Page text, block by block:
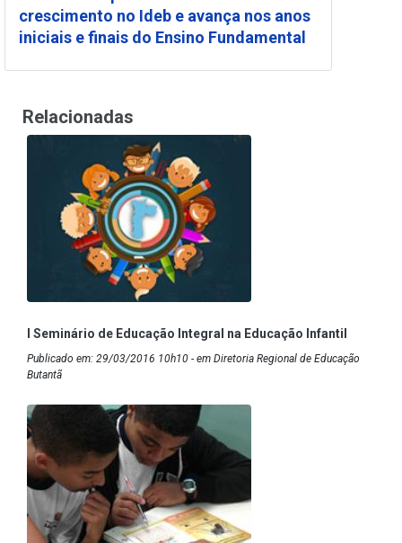
crescimento no Ideb e avança nos anos
iniciais e finais do Ensino Fundamental
Relacionadas
I Seminário de Educação Integral na Educação Infantil
Publicado em: 29/03/2016 10h10 - em Diretoria Regional de Educação
Butantã